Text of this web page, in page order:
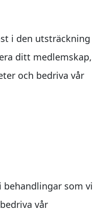
i den utsträckning
ditt medlemskap,
och bedriva vår
som vi
vår